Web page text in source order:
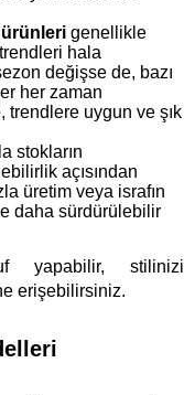
genellikle
hala
değişse de, bazı
her zaman
trendlere uygun ve şık
stokların
açısından
üretim veya israfın
daha sürdürülebilir
yapabilir, stilinizi
erişebilirsiniz.